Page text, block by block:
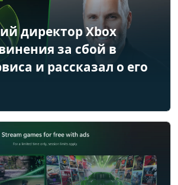
директор Xbox
за сбой в
и рассказал о его